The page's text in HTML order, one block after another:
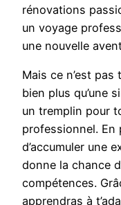
rénovations
un voyage
une nouvelle
Mais ce n’est
bien plus qu’une
un tremplin pour
professionnel. En
d’accumuler une
donne la chance
compétences.
apprendras à